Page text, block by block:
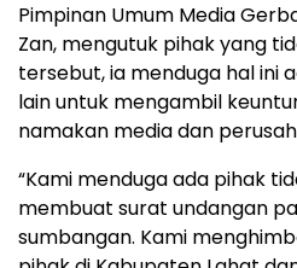
Pimpinan Umum Media
Zan, mengutuk pihak yang
tersebut, ia menduga hal ini
lain untuk mengambil
namakan media dan
“Kami menduga ada pihak
membuat surat undangan
sumbangan. Kami